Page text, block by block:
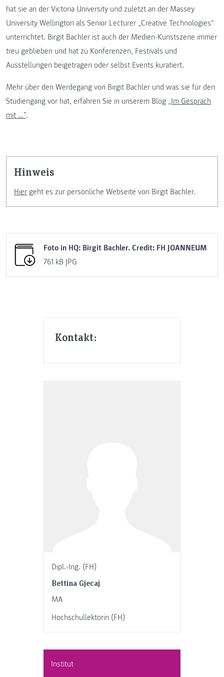
Kontakt:
Dipl.-Ing. (FH)
Bettina Gjecaj
MA
Hochschullektorin (FH)
Institut
hat sie an der Victoria University und zuletzt an der Massey
University Wellington als Senior Lecturer „Creative Technologies“
unterrichtet. Birgit Bachler ist auch der Medien-Kunstszene immer
treu geblieben und hat zu Konferenzen, Festivals und
Ausstellungen beigetragen oder selbst Events kuratiert.
Mehr über den Werdegang von Birgit Bachler und was sie für den
Studiengang vor hat, erfahren Sie in unserem Blog „Im Gespräch
mit …”.
Hinweis
Hier geht es zur persönliche Webseite von Birgit Bachler.
Foto in HQ: Birgit Bachler. Credit: FH JOANNEUM
761 kB JPG